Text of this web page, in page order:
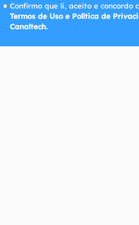
Confirmo que li, aceito e concordo
Termos de Uso e Política de
Canaltech.